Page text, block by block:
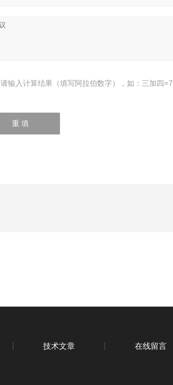
请输入计算结果（填写阿拉伯数字），如：三加四=7
技术文章 在线留言